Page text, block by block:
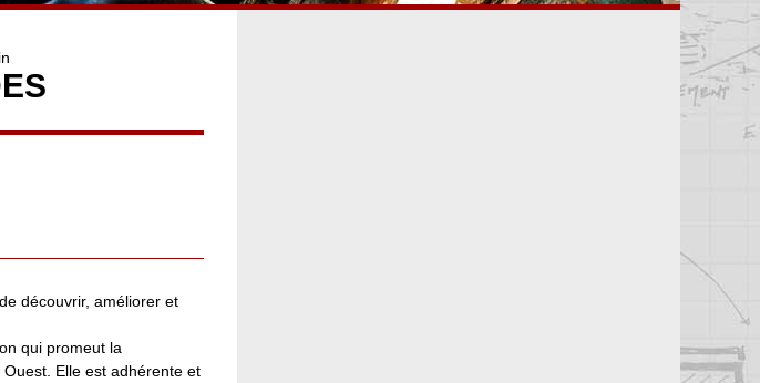
découvrir, améliorer et
qui promeut la
Elle est adhérente et